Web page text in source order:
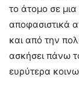
το άτομο σε
αποφασιστικά
και από την
ασκήσει πάνω
ευρύτερα